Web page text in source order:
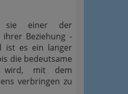
einer der
Beziehung -
ist es ein langer
die bedeutsame
wird, mit dem
verbringen zu